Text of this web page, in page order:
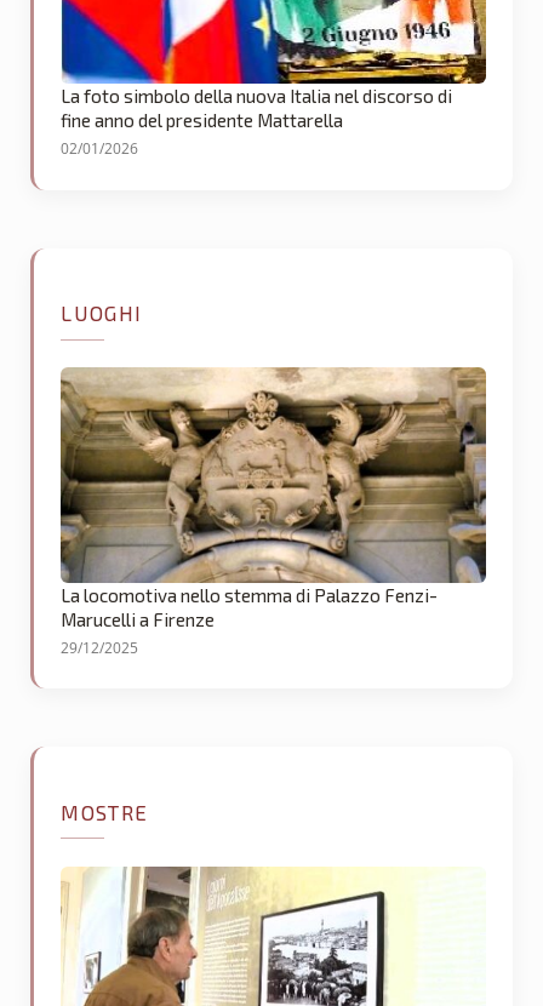
La foto simbolo della nuova Italia nel discorso di
fine anno del presidente Mattarella
02/01/2026
LUOGHI
La locomotiva nello stemma di Palazzo Fenzi-
Marucelli a Firenze
29/12/2025
MOSTRE